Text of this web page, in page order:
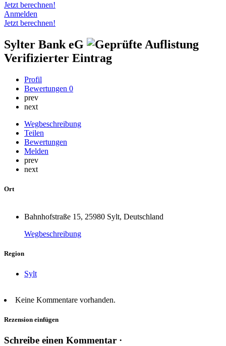
Jetzt berechnen!
Anmelden
Jetzt berechnen!
Sylter Bank eG
Verifizierter Eintrag
Profil
Bewertungen 0
prev
next
Wegbeschreibung
Teilen
Bewertungen
Melden
prev
next
Ort
Bahnhofstraße 15, 25980 Sylt, Deutschland
Wegbeschreibung
Region
Sylt
Keine Kommentare vorhanden.
Rezension einfügen
Schreibe einen Kommentar ·